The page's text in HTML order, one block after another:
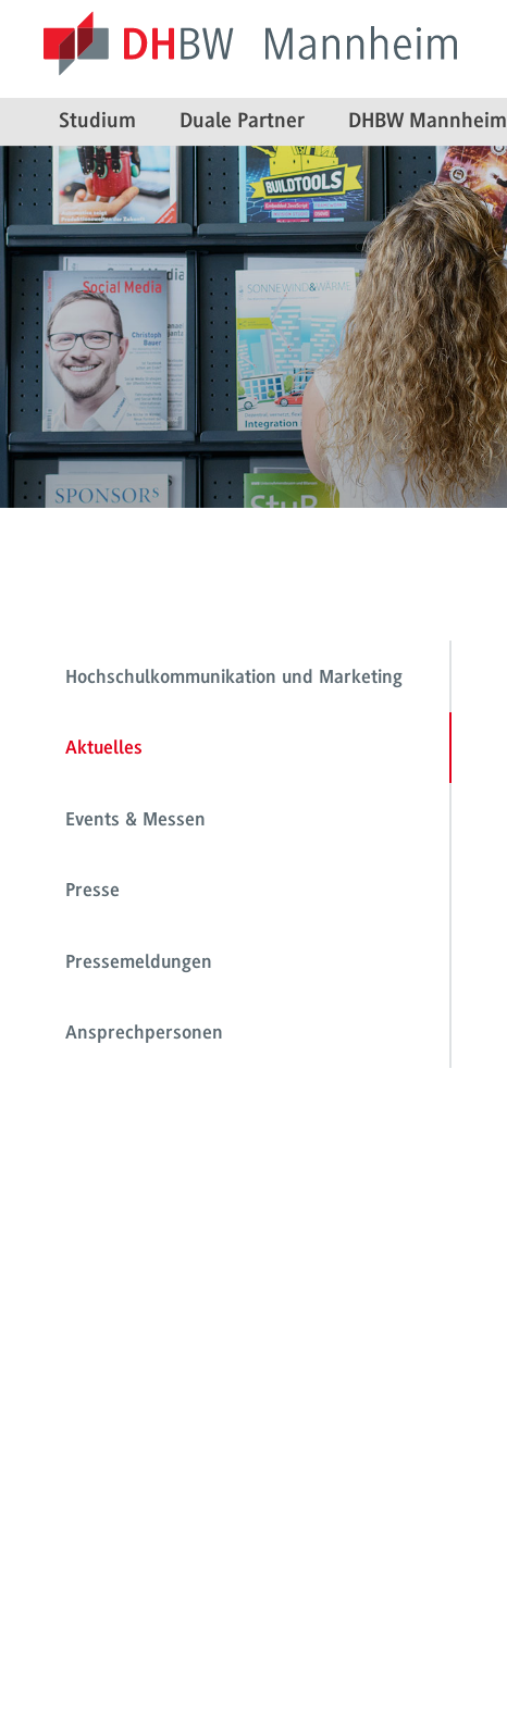
Studium Duale Partner DHBW Mannheim
Hochschulkommunikation und Marketing
Aktuelles
Events & Messen
Presse
Pressemeldungen
Ansprechpersonen